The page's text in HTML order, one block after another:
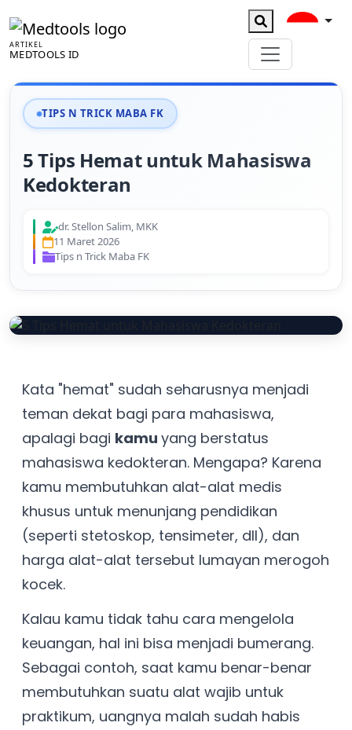
ARTIKEL
MEDTOOLS ID
TIPS N TRICK MABA FK
5 Tips Hemat untuk Mahasiswa
Kedokteran
dr. Stellon Salim, MKK
11 Maret 2026
Tips n Trick Maba FK
Kata "hemat" sudah seharusnya menjadi
teman dekat bagi para mahasiswa,
apalagi bagi kamu yang berstatus
mahasiswa kedokteran. Mengapa? Karena
kamu membutuhkan alat-alat medis
khusus untuk menunjang pendidikan
(seperti stetoskop, tensimeter, dll), dan
harga alat-alat tersebut lumayan merogoh
kocek.
Kalau kamu tidak tahu cara mengelola
keuangan, hal ini bisa menjadi bumerang.
Sebagai contoh, saat kamu benar-benar
membutuhkan suatu alat wajib untuk
praktikum, uangnya malah sudah habis